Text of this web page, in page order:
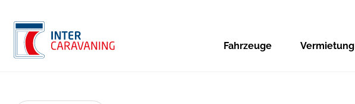
Fahrzeuge Vermietung